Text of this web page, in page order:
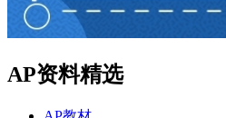
AP资料精选